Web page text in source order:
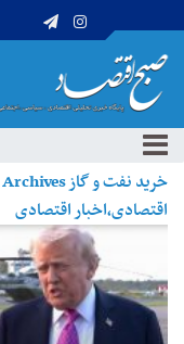
اقتصادی،اخبار اقتصادی